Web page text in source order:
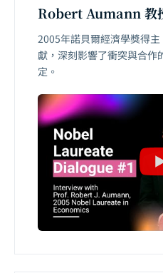
Robert Aumann 教
2005年諾貝爾經濟學獎得
獻，深刻影響了衝突與合作
定。